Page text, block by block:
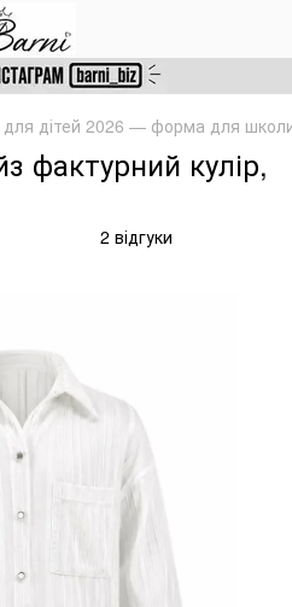
для дітей 2026 — форма для
фактурний кулір,
2 відгуки